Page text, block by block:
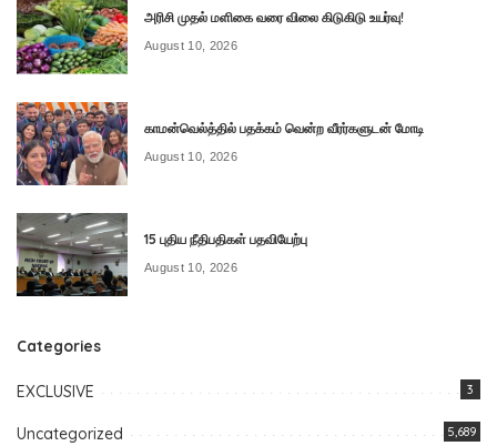
அரிசி முதல் மளிகை வரை விலை கிடுகிடு உயர்வு!
August 10, 2026
காமன்வெல்த்தில் பதக்கம் வென்ற வீரர்களுடன் மோடி
August 10, 2026
15 புதிய நீதிபதிகள் பதவியேற்பு
August 10, 2026
Categories
EXCLUSIVE 3
Uncategorized 5,689